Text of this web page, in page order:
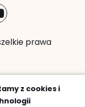
prawa
z cookies i